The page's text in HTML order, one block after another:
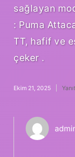
sağlayan
: Puma
TT, hafif ve
çeker .
Ekim 21, 2025